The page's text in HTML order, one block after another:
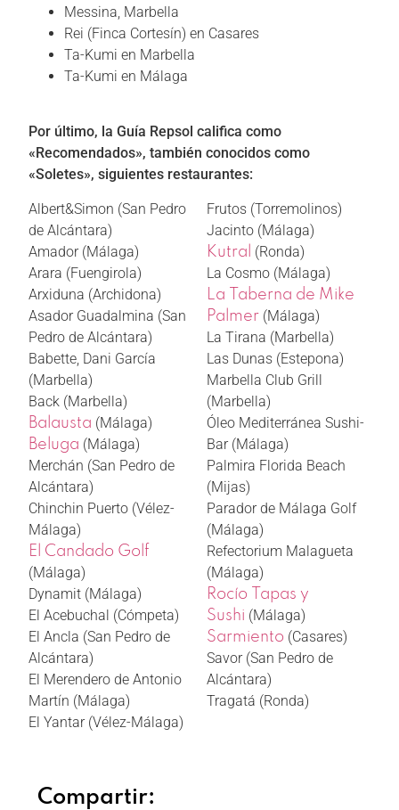
Messina, Marbella
Rei (Finca Cortesín) en Casares
Ta-Kumi en Marbella
Ta-Kumi en Málaga
Por último, la Guía Repsol califica como
«Recomendados», también conocidos como
«Soletes», siguientes restaurantes:
Albert&Simon (San Pedro
de Alcántara)
Amador (Málaga)
Arara (Fuengirola)
Arxiduna (Archidona)
Asador Guadalmina (San
Pedro de Alcántara)
Babette, Dani García
(Marbella)
Back (Marbella)
Balausta (Málaga)
Beluga (Málaga)
Merchán (San Pedro de
Alcántara)
Chinchin Puerto (Vélez-
Málaga)
El Candado Golf
(Málaga)
Dynamit (Málaga)
El Acebuchal (Cómpeta)
El Ancla (San Pedro de
Alcántara)
El Merendero de Antonio
Martín (Málaga)
El Yantar (Vélez-Málaga)
Frutos (Torremolinos)
Jacinto (Málaga)
Kutral (Ronda)
La Cosmo (Málaga)
La Taberna de Mike
Palmer (Málaga)
La Tirana (Marbella)
Las Dunas (Estepona)
Marbella Club Grill
(Marbella)
Óleo Mediterránea Sushi-
Bar (Málaga)
Palmira Florida Beach
(Mijas)
Parador de Málaga Golf
(Málaga)
Refectorium Malagueta
(Málaga)
Rocío Tapas y
Sushi (Málaga)
Sarmiento (Casares)
Savor (San Pedro de
Alcántara)
Tragatá (Ronda)
Compartir: